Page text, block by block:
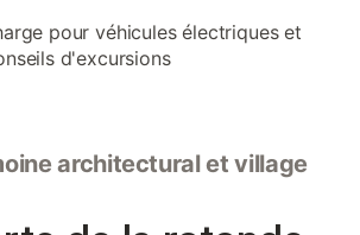
pour véhicules électriques et
d'excursions
architectural et village